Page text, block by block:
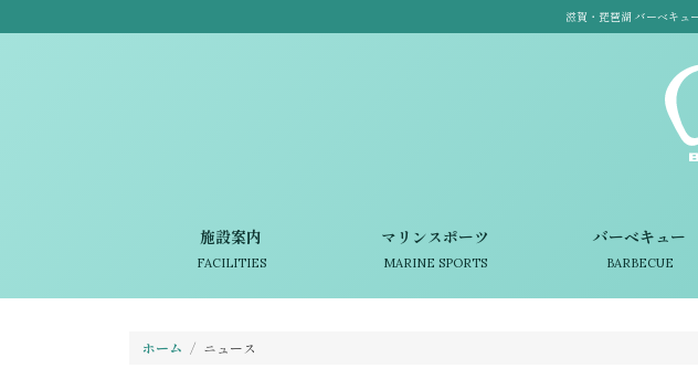
滋賀・琵琶湖 バーベキュ
施設案内
FACILITIES
マリンスポーツ
MARINE SPORTS
バーベキュー
BARBECUE
ホーム ニュース